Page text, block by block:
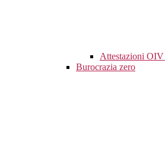
Attestazioni OIV
Burocrazia zero